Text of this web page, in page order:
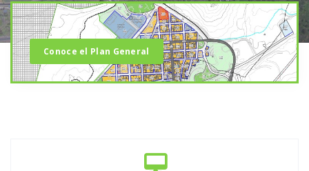
Conoce el Plan General